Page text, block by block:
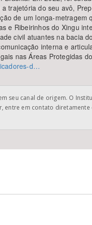
trajetória do seu avô,
de um longa-metragem
e Ribeirinhos do Xingu
civil atuantes na bacia
interna e
nas Áreas Protegidas
d…
seu canal de origem. O
entre em contato diretamente